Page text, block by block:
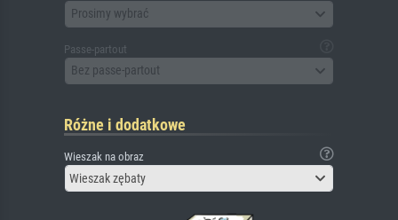
Prosimy wybrać
Passe-partout
Bez passe-partout
Różne i dodatkowe
Wieszak na obraz
Wieszak zębaty